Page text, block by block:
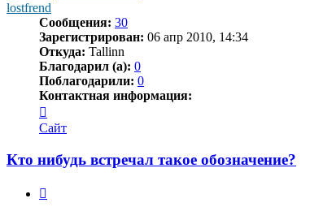
lostfrend
Сообщения: 30
Зарегистрирован: 06 апр 2010, 14:34
Откуда: Tallinn
Благодарил (а): 0
Поблагодарили: 0
Контактная информация:
информация
пользователя
lostfrend
Сайт
Кто нибудь встречал такое обозначение?